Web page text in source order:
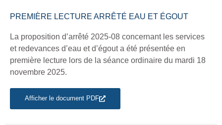
PREMIÈRE LECTURE ARRÊTÉ EAU ET ÉGOUT
La proposition d’arrêté 2025-08 concernant les services
et redevances d’eau et d’égout a été présentée en
première lecture lors de la séance ordinaire du mardi 18
novembre 2025.
Afficher le document PDF